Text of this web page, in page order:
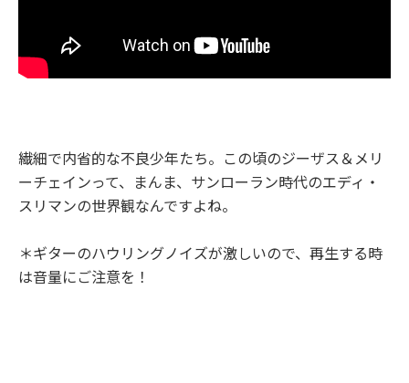
繊細で内省的な不良少年たち。この頃のジーザス＆メリ
ーチェインって、まんま、サンローラン時代のエディ・
スリマンの世界観なんですよね。
＊ギターのハウリングノイズが激しいので、再生する時
は音量にご注意を！